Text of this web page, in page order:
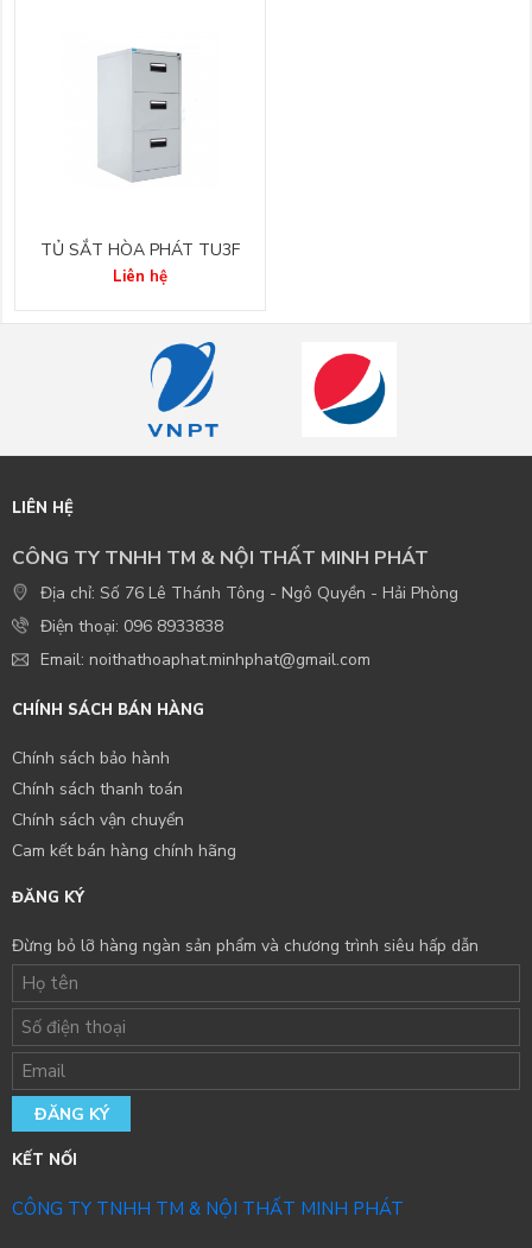
TỦ SẮT HÒA PHÁT TU3F
Liên hệ
LIÊN HỆ
CÔNG TY TNHH TM & NỘI THẤT MINH PHÁT
Địa chỉ: Số 76 Lê Thánh Tông - Ngô Quyền - Hải Phòng
Điện thoại: 096 8933838
Email: noithathoaphat.minhphat@gmail.com
CHÍNH SÁCH BÁN HÀNG
Chính sách bảo hành
Chính sách thanh toán
Chính sách vận chuyển
Cam kết bán hàng chính hãng
ĐĂNG KÝ
Đừng bỏ lỡ hàng ngàn sản phẩm và chương trình siêu hấp dẫn
ĐĂNG KÝ
KẾT NỐI
CÔNG TY TNHH TM & NỘI THẤT MINH PHÁT